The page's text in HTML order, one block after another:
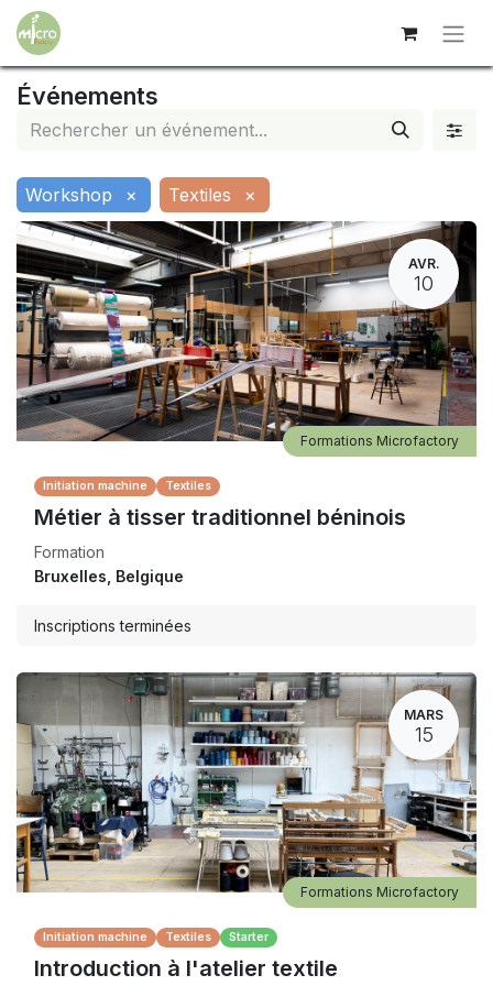
Événements
Workshop × Textiles ×
AVR.
10
Initiation machine Textiles
Métier à tisser traditionnel béninois
Formation
Formations Microfactory
Bruxelles Belgique
Inscriptions terminées
MARS
15
Initiation machine Textiles Starter
Introduction à l'atelier textile
Formations Microfactory